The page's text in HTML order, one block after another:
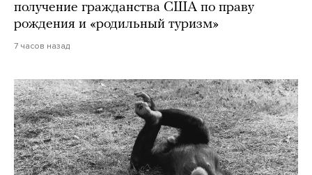
получение гражданства США по праву
рождения и «родильный туризм»
7 часов назад